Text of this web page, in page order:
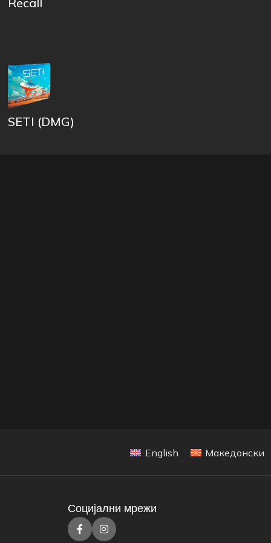
SETI (DMG)
English Македонски
Социјални мрежи